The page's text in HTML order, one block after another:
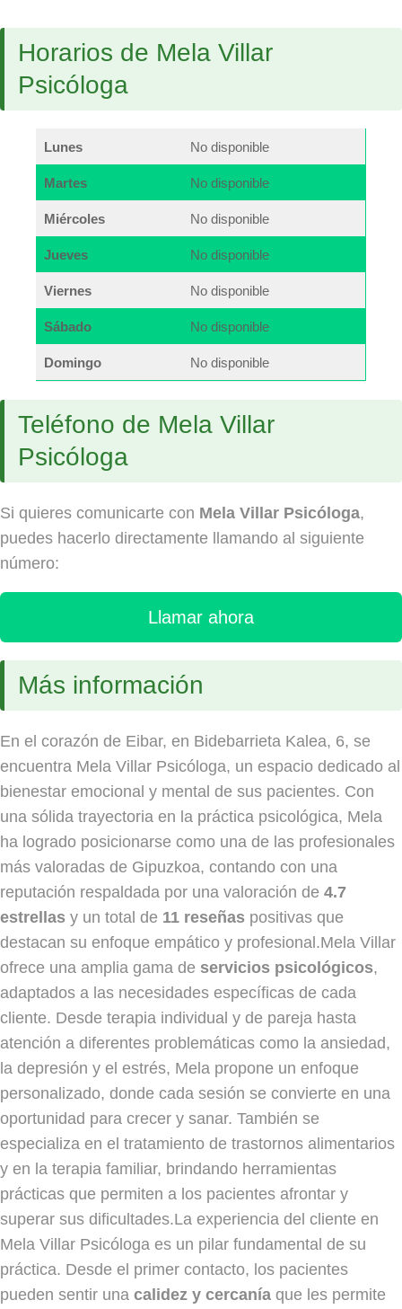
Horarios de Mela Villar
Psicóloga
Lunes No disponible
Martes No disponible
Miércoles No disponible
Jueves No disponible
Viernes No disponible
Sábado No disponible
Domingo No disponible
Teléfono de Mela Villar
Psicóloga
Si quieres comunicarte con Mela Villar Psicóloga,
puedes hacerlo directamente llamando al siguiente
número:
Llamar ahora
Más información
En el corazón de Eibar, en Bidebarrieta Kalea, 6, se
encuentra Mela Villar Psicóloga, un espacio dedicado al
bienestar emocional y mental de sus pacientes. Con
una sólida trayectoria en la práctica psicológica, Mela
ha logrado posicionarse como una de las profesionales
más valoradas de Gipuzkoa, contando con una
reputación respaldada por una valoración de 4.7
estrellas y un total de 11 reseñas positivas que
destacan su enfoque empático y profesional.Mela Villar
ofrece una amplia gama de servicios psicológicos,
adaptados a las necesidades específicas de cada
cliente. Desde terapia individual y de pareja hasta
atención a diferentes problemáticas como la ansiedad,
la depresión y el estrés, Mela propone un enfoque
personalizado, donde cada sesión se convierte en una
oportunidad para crecer y sanar. También se
especializa en el tratamiento de trastornos alimentarios
y en la terapia familiar, brindando herramientas
prácticas que permiten a los pacientes afrontar y
superar sus dificultades.La experiencia del cliente en
Mela Villar Psicóloga es un pilar fundamental de su
práctica. Desde el primer contacto, los pacientes
pueden sentir una calidez y cercanía que les permite